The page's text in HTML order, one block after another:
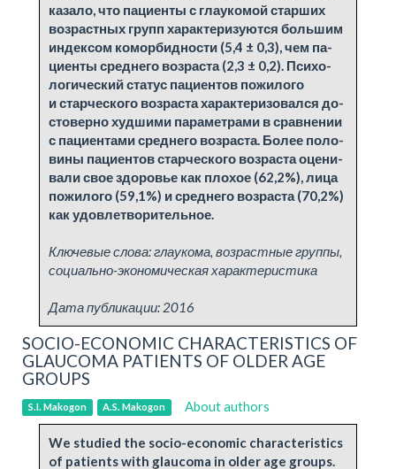
ка­за­ло, что па­ци­ен­ты с глау­ко­мой стар­ших
воз­раст­ных групп ха­рак­те­ри­зу­ют­ся большим
ин­дек­сом ко­морбид­но­сти (5,4 ± 0,3), чем па­
ци­ен­ты сред­не­го воз­рас­та (2,3 ± 0,2). Пси­хо­
ло­ги­че­ский ста­тус па­ци­ен­тов по­жило­го
и стар­че­ско­го воз­рас­та ха­рак­те­ри­зо­вал­ся до­
сто­вер­но худ­ши­ми па­ра­мет­ра­ми в срав­не­нии
с па­ци­ен­та­ми сред­не­го воз­рас­та. Бо­лее по­ло­
ви­ны па­ци­ен­тов стар­че­ско­го воз­рас­та оце­ни­
ва­ли свое здо­ро­вье как пло­хое (62,2%), ли­ца
по­жило­го (59,1%) и сред­не­го воз­рас­та (70,2%)
как удовле­тво­ри­тель­ное.
Ключевые слова:глаукома, возрастные группы,
социально-экономическая характеристика
Дата публикации: 2016
SOCIO-ECONOMIC CHARACTERISTICS OF
GLAUCOMA PATIENTS OF OLDER AGE
GROUPS
S.I. Makogon A.S. Makogon About authors
We studied the socio-economic characteristics
of patients with glaucoma in older age groups.